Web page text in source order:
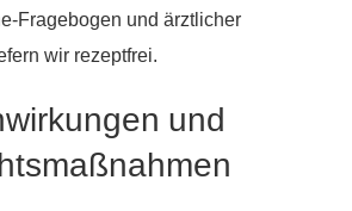
Fragebogen und ärztlicher
wir rezeptfrei.
und